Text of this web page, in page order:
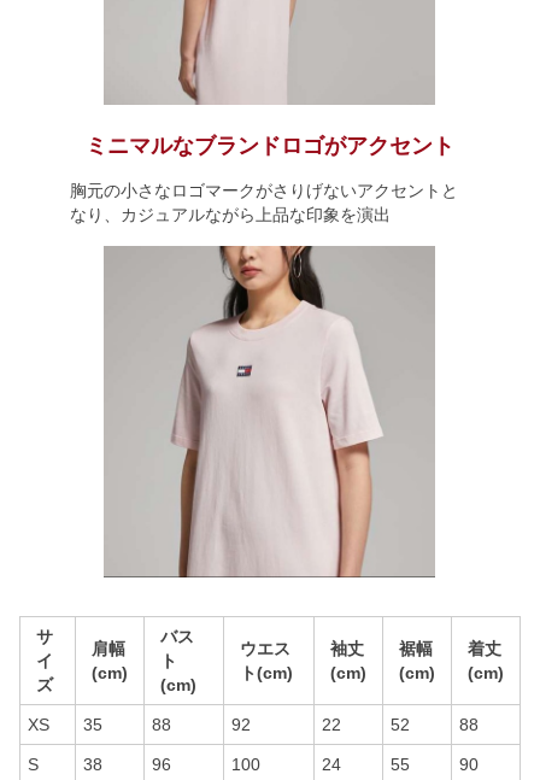
ミニマルなブランドロゴがアクセント
胸元の小さなロゴマークがさりげないアクセントと
なり、カジュアルながら上品な印象を演出
サ
イ
ズ
肩幅
(cm)
バス
ト
(cm)
ウエス
ト(cm)
袖丈
(cm)
裾幅
(cm)
着丈
(cm)
XS 35 88 92 22 52 88
S 38 96 100 24 55 90